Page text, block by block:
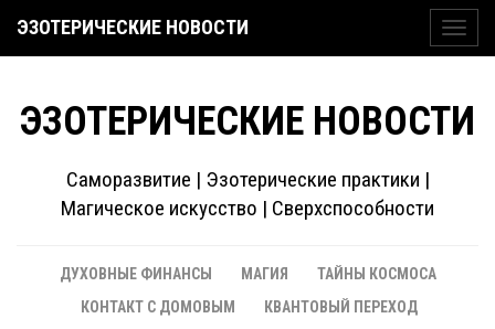
ЭЗОТЕРИЧЕСКИЕ НОВОСТИ
ЭЗОТЕРИЧЕСКИЕ НОВОСТИ
Саморазвитие | Эзотерические практики |
Магическое искусство | Сверхспособности
ДУХОВНЫЕ ФИНАНСЫ МАГИЯ
ТАЙНЫ КОСМОСА
КОНТАКТ С ДОМОВЫМ
КВАНТОВЫЙ ПЕРЕХОД